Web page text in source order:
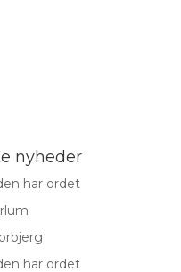
nyheder
har ordet
har ordet